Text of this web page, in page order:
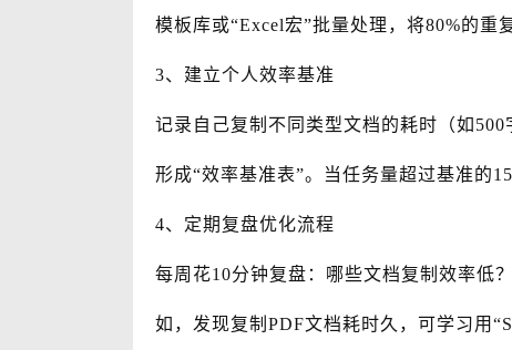
模板库或“Excel宏”批量处理，将80%的重
3、建立个人效率基准
记录自己复制不同类型文档的耗时（如
形成“效率基准表”。当任务量超过基准的
4、定期复盘优化流程
每周花10分钟复盘：哪些文档复制效率低
如，发现复制PDF文档耗时久，可学习用